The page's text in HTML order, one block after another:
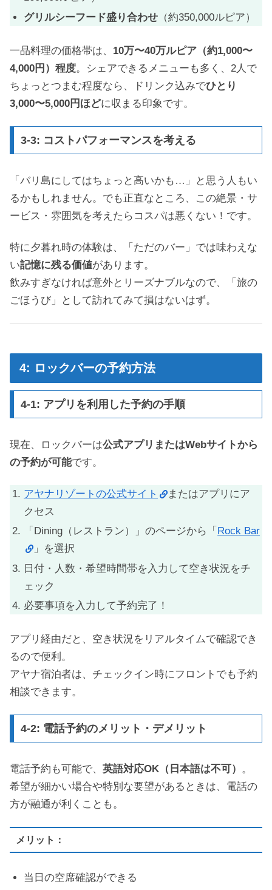
グリルシーフード盛り合わせ （約350,000ルピア）
一品料理の価格帯は、 10万〜40万ルピア（約1,000〜
4,000円）程度。シェアできるメニューも多く、2人で
ちょっとつまむ程度なら、ドリンク込みでひとり
3,000〜5,000円ほどに収まる印象です。
3-3: コストパフォーマンスを考える
「バリ島にしてはちょっと高いかも…」と思う人もい
るかもしれません。でも正直なところ、この絶景・サ
ービス・雰囲気を考えたらコスパは悪くない！です。
特に夕暮れ時の体験は、「ただのバー」では味わえな
い記憶に残る価値があります。
飲みすぎなければ意外とリーズナブルなので、「旅の
ごほうび」として訪れてみて損はないはず。
4: ロックバーの予約方法
4-1: アプリを利用した予約の手順
現在、ロックバーは公式アプリまたはWebサイトから
の予約が可能です。
アヤナリゾートの公式サイト
またはアプリにア
クセス
「Dining（レストラン）」のページから「 Rock Bar
」を選択
日付・人数・希望時間帯を入力して空き状況をチ
ェック
必要事項を入力して予約完了！
アプリ経由だと、空き状況をリアルタイムで確認でき
るので便利。
アヤナ宿泊者は、チェックイン時にフロントでも予約
相談できます。
4-2: 電話予約のメリット・デメリット
電話予約も可能で、 英語対応OK（日本語は不可）
。
希望が細かい場合や特別な要望があるときは、電話の
方が融通が利くことも。
メリット：
当日の空席確認ができる